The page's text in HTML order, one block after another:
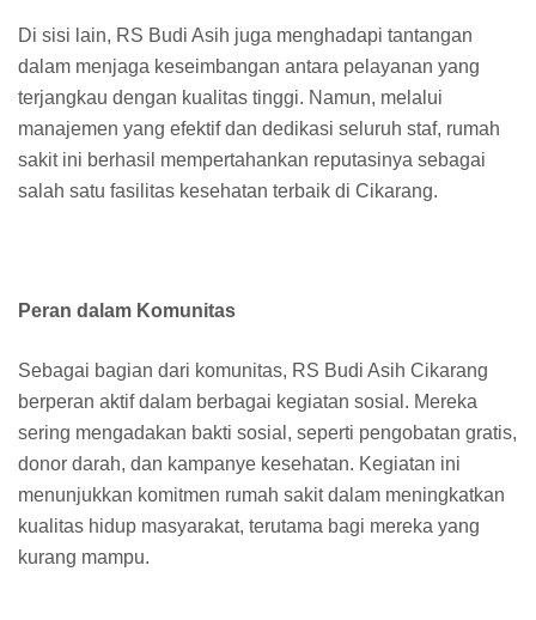
Di sisi lain, RS Budi Asih juga menghadapi tantangan
dalam menjaga keseimbangan antara pelayanan yang
terjangkau dengan kualitas tinggi. Namun, melalui
manajemen yang efektif dan dedikasi seluruh staf, rumah
sakit ini berhasil mempertahankan reputasinya sebagai
salah satu fasilitas kesehatan terbaik di Cikarang.
Peran dalam Komunitas
Sebagai bagian dari komunitas, RS Budi Asih Cikarang
berperan aktif dalam berbagai kegiatan sosial. Mereka
sering mengadakan bakti sosial, seperti pengobatan gratis,
donor darah, dan kampanye kesehatan. Kegiatan ini
menunjukkan komitmen rumah sakit dalam meningkatkan
kualitas hidup masyarakat, terutama bagi mereka yang
kurang mampu.